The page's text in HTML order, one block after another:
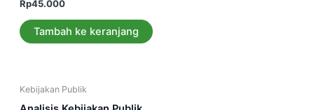
0
dari
5
Rp45.000
Tambah ke keranjang
Kebijakan Publik